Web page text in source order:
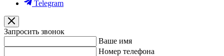
Telegram
Запросить звонок
Ваше имя
Номер телефона